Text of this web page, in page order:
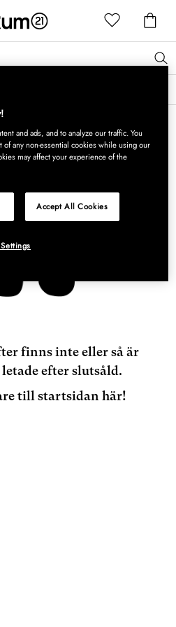
→
finns inte eller så är
efter slutsåld.
till startsidan här!
and ads, and to analyze our traffic. You
any non-essential cookies while using our
may affect your experience of the
Accept All Cookies